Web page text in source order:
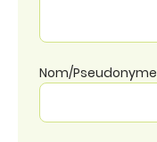
Nom/Pseudonyme